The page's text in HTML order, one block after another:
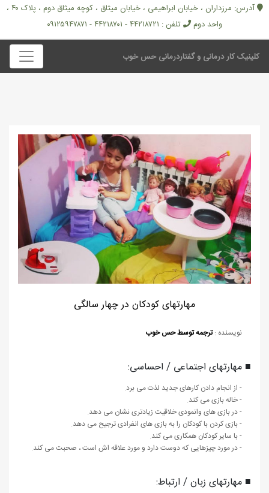
آدرس: مرزداران ، خیابان ابراهیمی ، خیابان میثاق ، کوچه میثاق دوم ، پلاک ۴۰ ،
واحد دوم
تلفن : ۴۴۲۱۸۷۲۱ - ۴۴۲۱۸۷۰۱ - ۰۹۱۲۵۹۴۷۸۷۱
کلینیک کار درمانی و گفتاردرمانی حس خوب
مهارتهای کودکان در چهار سالگی
نویسنده :ترجمه توسط حس خوب
■ مهارتهای اجتماعی / احساسی:
- از انجام دادن کارهای جدید لذت می برد.
- خاله بازی می کند.
- در بازی های وانمودی خلاقیت زیادتری نشان می دهد.
- بازی کردن با کودکان را به بازی های انفرادی ترجیح می دهد.
- با سایر کودکان همکاری می کند.
- در مورد چیزهایی که دوست دارد و مورد علاقه اش است ، صحبت می کند.
■ مهارتهای زبان / ارتباط: